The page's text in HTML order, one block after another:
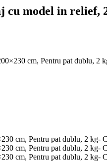
model in relief,
cm, Pentru pat dublu, 2